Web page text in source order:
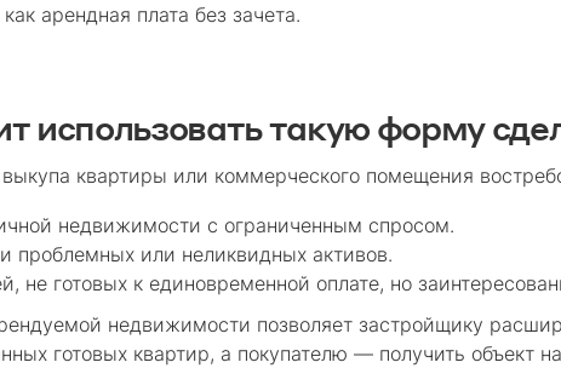
арендная плата без зачета.
использовать такую форму
квартиры или коммерческого помещения
недвижимости с ограниченным спросом.
проблемных или неликвидных активов.
не готовых к единовременной оплате, но
недвижимости позволяет застройщику
готовых квартир, а покупателю — получить объект